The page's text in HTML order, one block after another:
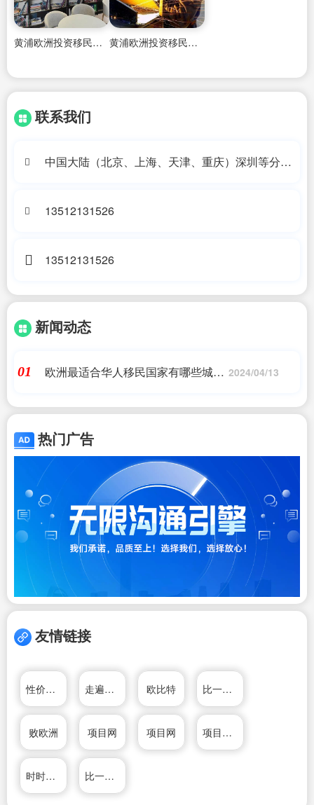
黄浦欧洲投资移民办理公司有哪些地址 黄浦欧洲投资移民中介有哪些
联系我们
中国大陆（北京、上海、天津、重庆）深圳等分公
13512131526
13512131526
新闻动态
01
欧洲最适合华人移民国家有哪些城市 2024/04/13
热门广告
友情链接
性价比手机网 走遍欧洲 欧比特 比一比价网
败欧洲 项目网 项目网 项目对接网
时时价比价网 比一比价网